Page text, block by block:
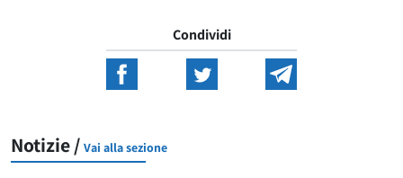
Condividi
Notizie / Vai alla sezione